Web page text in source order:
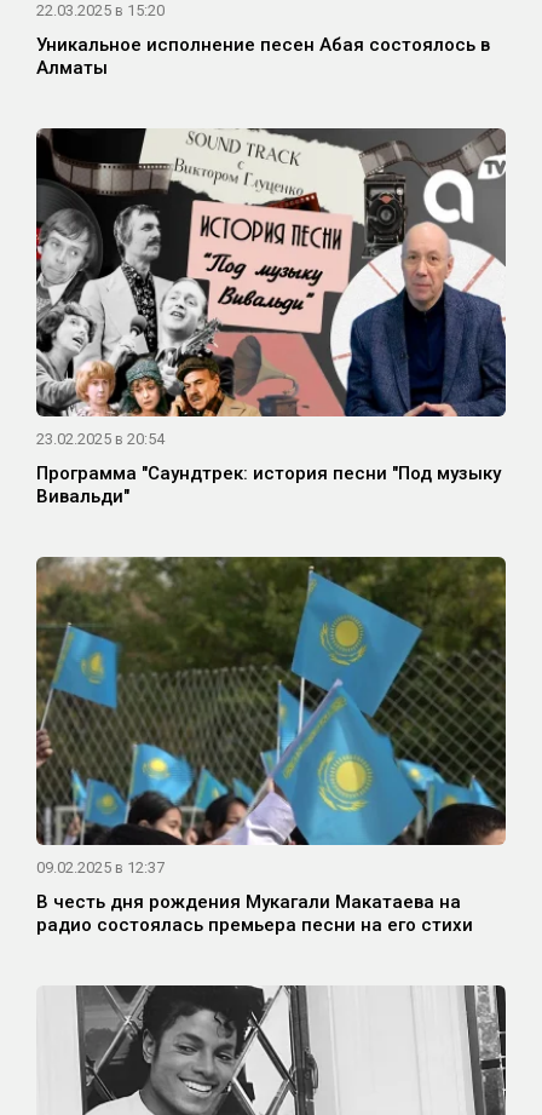
22.03.2025 в 15:20
Уникальное исполнение песен Абая состоялось в
Алматы
23.02.2025 в 20:54
Программа "Саундтрек: история песни "Под музыку
Вивальди"
09.02.2025 в 12:37
В честь дня рождения Мукагали Макатаева на
радио состоялась премьера песни на его стихи